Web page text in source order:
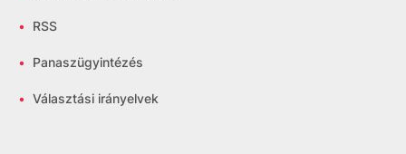
• RSS
• Panaszügyintézés
• Választási irányelvek